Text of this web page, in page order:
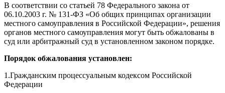
В соответствии со статьей 78 Федерального закона от
06.10.2003 г. № 131-ФЗ «Об общих принципах организации
местного самоуправления в Российской Федерации», решения
органов местного самоуправления могут быть обжалованы в
суд или арбитражный суд в установленном законом порядке.
Порядок обжалования установлен:
1.Гражданским процессуальным кодексом Российской
Федерации